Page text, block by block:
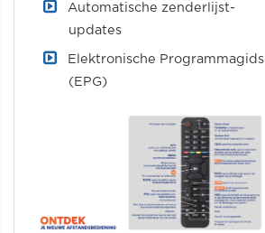
Automatische zenderlijst-
updates
Elektronische Programmagids
(EPG)